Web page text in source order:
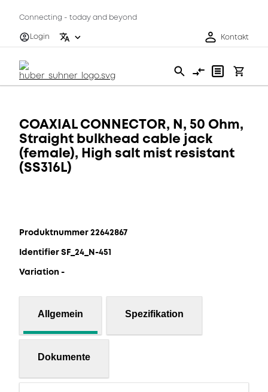
Connecting - today and beyond
Login
Kontakt
COAXIAL CONNECTOR, N, 50 Ohm,
Straight bulkhead cable jack
(female), High salt mist resistant
(SS316L)
Produktnummer 22642867
Identifier SF_24_N-451
Variation -
Allgemein Spezifikation
Dokumente